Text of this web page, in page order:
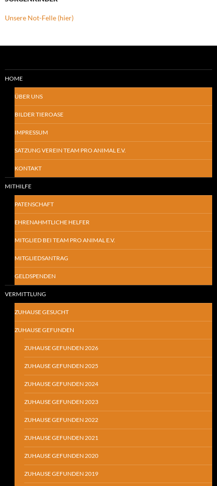
Unsere Not-Felle (hier)
HOME
ÜBER UNS
BILDER TIEROASE
IMPRESSUM
SATZUNG VEREIN TEAM PRO ANIMAL E.V.
KONTAKT
MITHILFE
PATENSCHAFT
EHRENAHMTLICHE HELFER
MITGLIED BEI TEAM PRO ANIMAL E.V.
MITGLIEDSANTRAG
GELDSPENDEN
VERMITTLUNG
ZUHAUSE GESUCHT
ZUHAUSE GEFUNDEN
ZUHAUSE GEFUNDEN 2026
ZUHAUSE GEFUNDEN 2025
ZUHAUSE GEFUNDEN 2024
ZUHAUSE GEFUNDEN 2023
ZUHAUSE GEFUNDEN 2022
ZUHAUSE GEFUNDEN 2021
ZUHAUSE GEFUNDEN 2020
ZUHAUSE GEFUNDEN 2019